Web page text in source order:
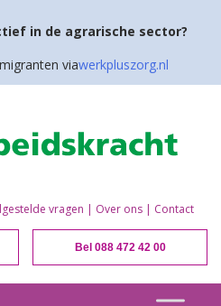
in de agrarische sector?
viawerkpluszorg.nl
vragen | Over ons | Contact
Bel 088 472 42 00